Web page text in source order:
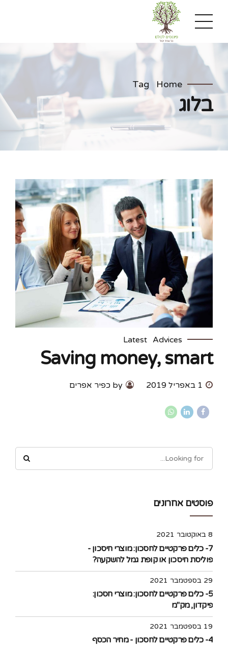
Home
Tag
בלוג
Advices
Latest
Saving money, smart
1 באפריל 2019 by כפיר אפרים
פוסטים אחרונים
8 באוקטובר 2021
7- כלים פרקטיים לחסכון: מוצרי חיסכון -
פוליסת חיסכון או קופת גמל להשקעה?
29 בספטמבר 2021
5- כלים פרקטיים לחסכון: מוצרי חסכון:
פיקדון, מק"מ
19 בספטמבר 2021
4- כלים פרקטיים לחסכון - מחיר הכסף